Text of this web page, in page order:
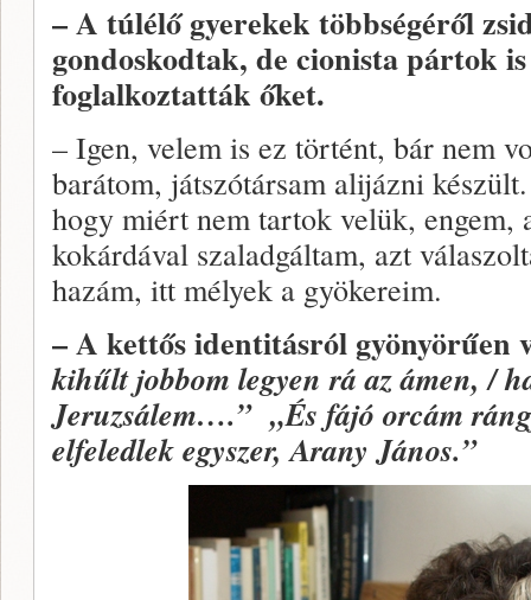
– A túlélő gyerekek többségéről
gondoskodtak, de cionista pártok
foglalkoztatták őket.
– Igen, velem is ez történt, bár nem
barátom, játszótársam alijázni
hogy miért nem tartok velük, engem,
kokárdával szaladgáltam, azt
hazám, itt mélyek a gyökereim.
– A kettős identitásról gyönyörűen
kihűlt jobbom legyen rá az ámen, /
Jeruzsálem….” „És fájó orcám
elfeledlek egyszer, Arany János.”